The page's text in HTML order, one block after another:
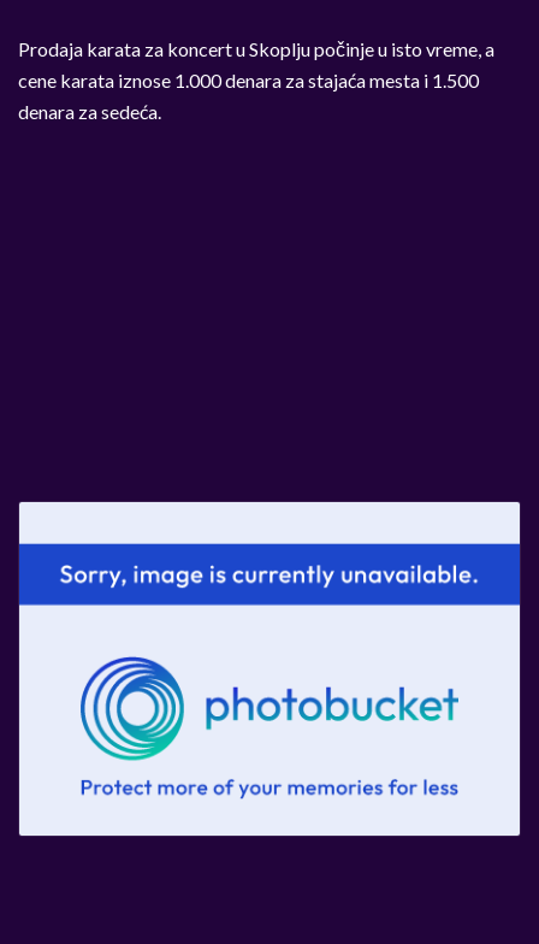
Prodaja karata za koncert u Skoplju počinje u isto vreme, a
cene karata iznose 1.000 denara za stajaća mesta i 1.500
denara za sedeća.